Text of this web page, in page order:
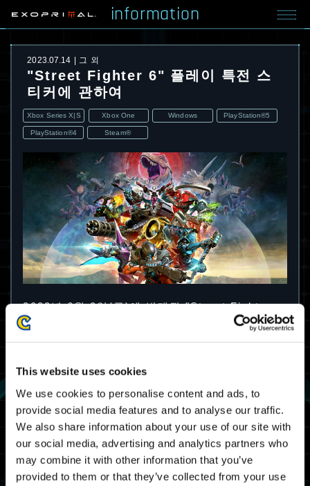
This website uses cookies
We use cookies to personalise content and ads, to
provide social media features and to analyse our traffic.
We also share information about your use of our site with
our social media, advertising and analytics partners who
may combine it with other information that you’ve
provided to them or that they’ve collected from your use
information
2023.07.14 그 외
"Street Fighter 6" 플레이 특전 스
티커에 관하여
Xbox Series X|S Xbox One Windows PlayStation®5
PlayStation®4 Steam®
2023년 6월 2일(금)에 발매된 "Street Fighter
6"의 저장 데이터를 가지고 계신 분에 한해